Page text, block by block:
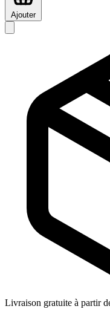
Ajouter
Livraison gratuite à partir